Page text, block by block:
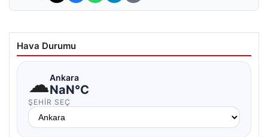
Hava Durumu
☁Ankara
NaN°C
ŞEHIR SEÇ